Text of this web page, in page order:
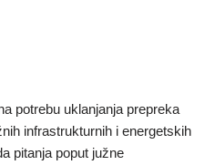
potrebu uklanjanja prepreka
infrastrukturnih i energetskih
pitanja poput južne